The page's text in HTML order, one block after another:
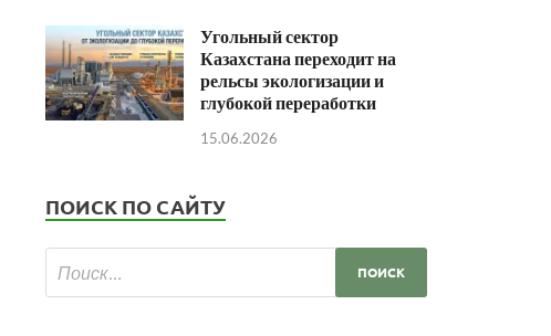
Угольный сектор
Казахстана переходит на
рельсы экологизации и
глубокой переработки
15.06.2026
ПОИСК ПО САЙТУ